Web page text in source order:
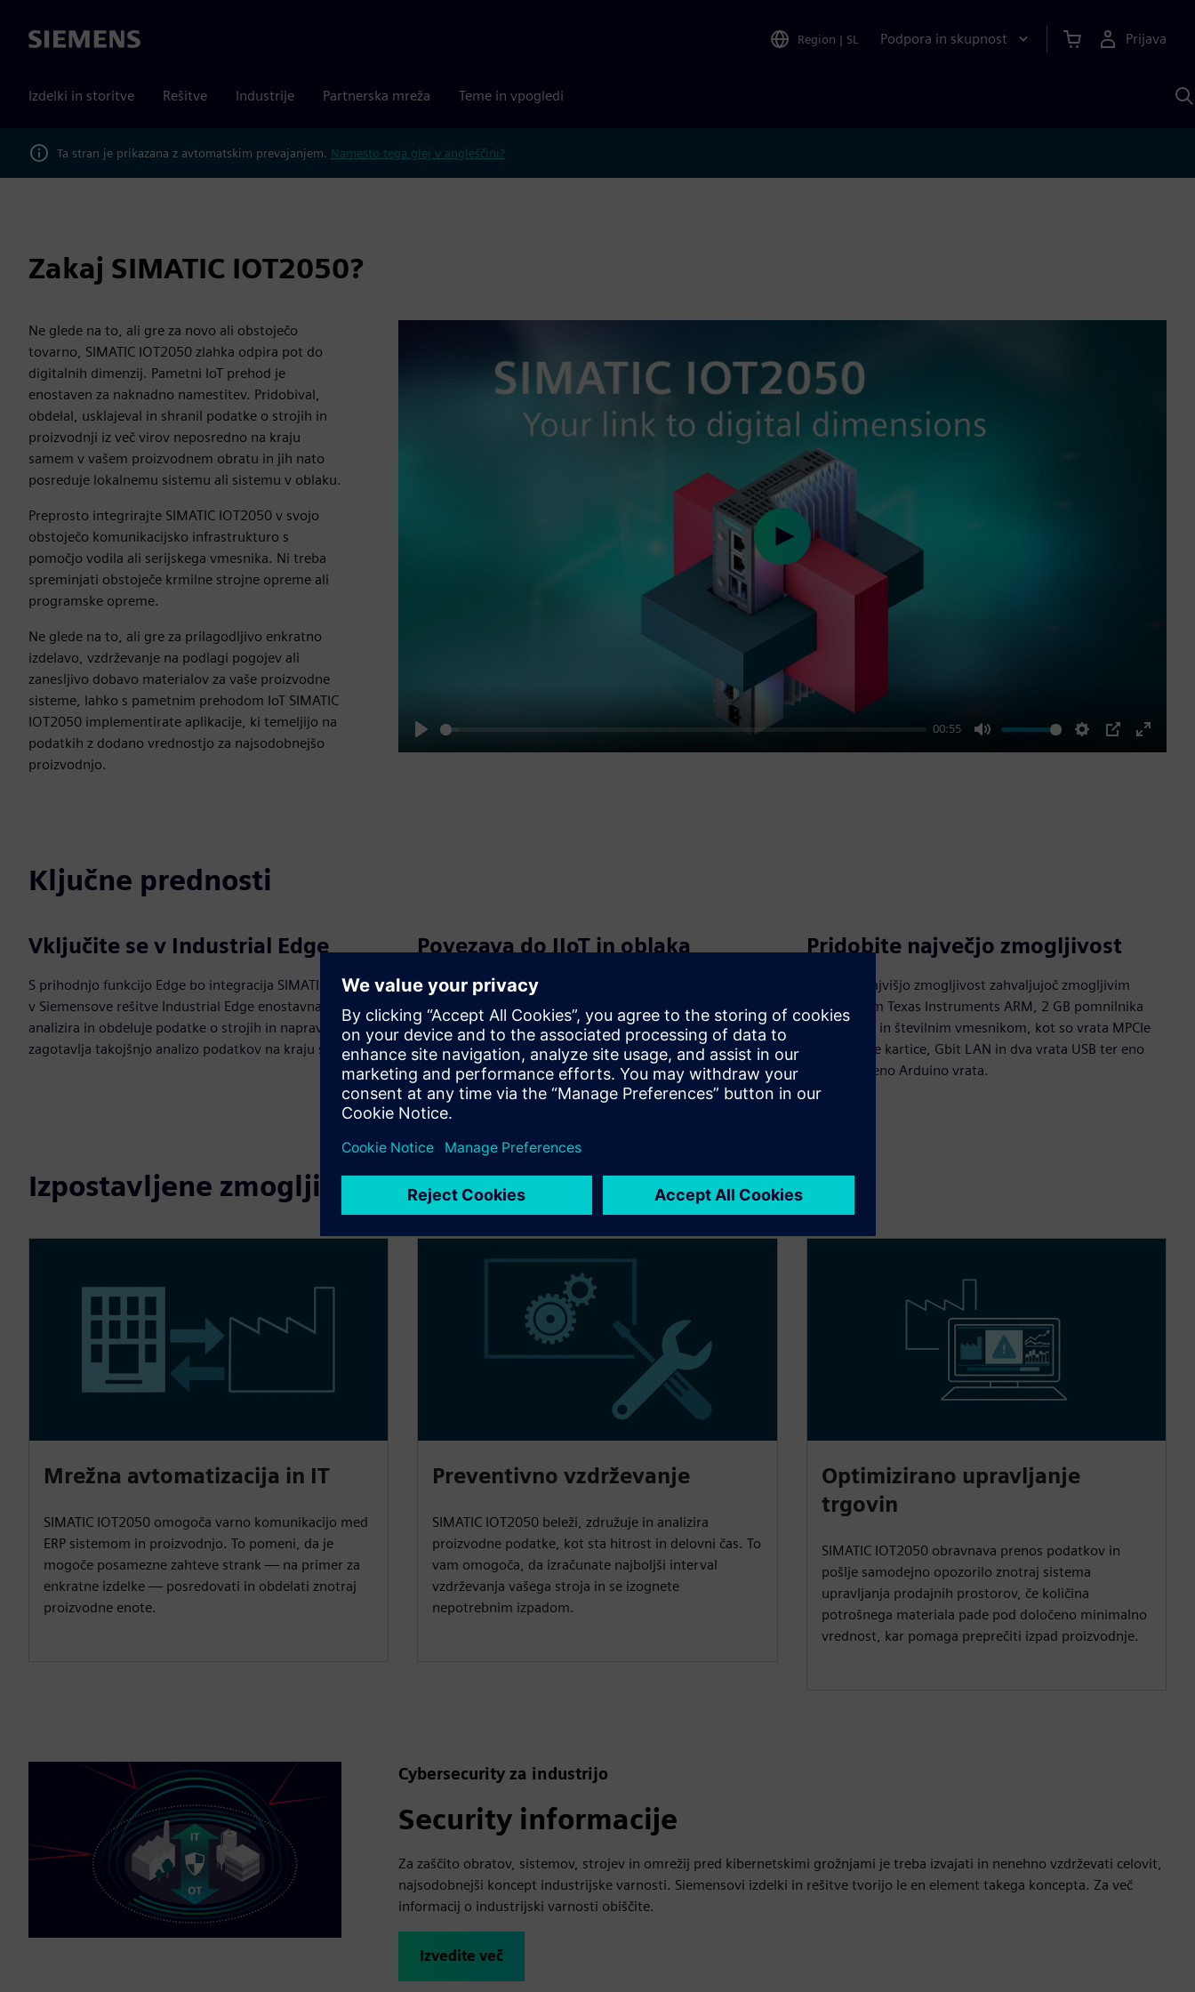
Siemens Region | SL Podpora in skupnost Prijava
Izdelki in storitve Rešitve Industrije Partnerska mreža Teme in vpogledi
s
Ta stran je prikazana z avtomatskim prevajanjem. Namesto tega glej v angleščini?
Zakaj SIMATIC IOT2050?
Ne glede na to, ali gre za novo ali obstoječo
tovarno, SIMATIC IOT2050 zlahka odpira pot do
digitalnih dimenzij. Pametni IoT prehod je
enostaven za naknadno namestitev. Pridobival,
obdelal, usklajeval in shranil podatke o strojih in
proizvodnji iz več virov neposredno na kraju
samem v vašem proizvodnem obratu in jih nato
posreduje lokalnemu sistemu ali sistemu v oblaku.
Preprosto integrirajte SIMATIC IOT2050 v svojo
obstoječo komunikacijsko infrastrukturo s
pomočjo vodila ali serijskega vmesnika. Ni treba
spreminjati obstoječe krmilne strojne opreme ali
programske opreme.
Ne glede na to, ali gre za prilagodljivo enkratno
izdelavo, vzdrževanje na podlagi pogojev ali
zanesljivo dobavo materialov za vaše proizvodne
sisteme, lahko s pametnim prehodom IoT SIMATIC
IOT2050 implementirate aplikacije, ki temeljijo na
podatkih z dodano vrednostjo za najsodobnejšo
proizvodnjo.
Play
00:55
Mute Settings
PIP
Enter
Play
Ključne prednosti
Vključite se v Industrial Edge
S prihodnjo funkcijo Edge bo integracija SIMATIC IOT2050
v Siemensove rešitve Industrial Edge enostavna. Prehod
analizira in obdeluje podatke o strojih in napravah ter
zagotavlja takojšnjo analizo podatkov na kraju samem.
Povezava do IIoT in oblaka
Pametni IoT prehod SIMATIC IOT2050 povezuje IT,
proizvodnjo in oblak znotraj podjetja ter združuje podatke
iz številnih virov podatkov. Nato obdeluje in prenaša
podatke v proizvodno okolje prek industrijskih IT rešitev.
Pridobite največjo zmogljivost
Dosežite najvišjo zmogljivost zahvaljujoč zmogljivim
procesorjem Texas Instruments ARM, 2 GB pomnilnika
DDR4-RAM in številnim vmesnikom, kot so vrata MPCIe
za brezžične kartice, Gbit LAN in dva vrata USB ter eno
serijsko in eno Arduino vrata.
Izpostavljene zmogljivosti
Mrežna avtomatizacija in IT
SIMATIC IOT2050 omogoča varno komunikacijo med
ERP sistemom in proizvodnjo. To pomeni, da je
mogoče posamezne zahteve strank — na primer za
enkratne izdelke — posredovati in obdelati znotraj
proizvodne enote.
Preventivno vzdrževanje
SIMATIC IOT2050 beleži, združuje in analizira
proizvodne podatke, kot sta hitrost in delovni čas. To
vam omogoča, da izračunate najboljši interval
vzdrževanja vašega stroja in se izognete
nepotrebnim izpadom.
Optimizirano upravljanje
trgovin
SIMATIC IOT2050 obravnava prenos podatkov in
pošlje samodejno opozorilo znotraj sistema
upravljanja prodajnih prostorov, če količina
potrošnega materiala pade pod določeno minimalno
vrednost, kar pomaga preprečiti izpad proizvodnje.
Cybersecurity za industrijo
Security informacije
Za zaščito obratov, sistemov, strojev in omrežij pred kibernetskimi grožnjami je treba izvajati in nenehno vzdrževati celovit,
najsodobnejši koncept industrijske varnosti. Siemensovi izdelki in rešitve tvorijo le en element takega koncepta. Za več
informacij o industrijski varnosti obiščite.
Izvedite več